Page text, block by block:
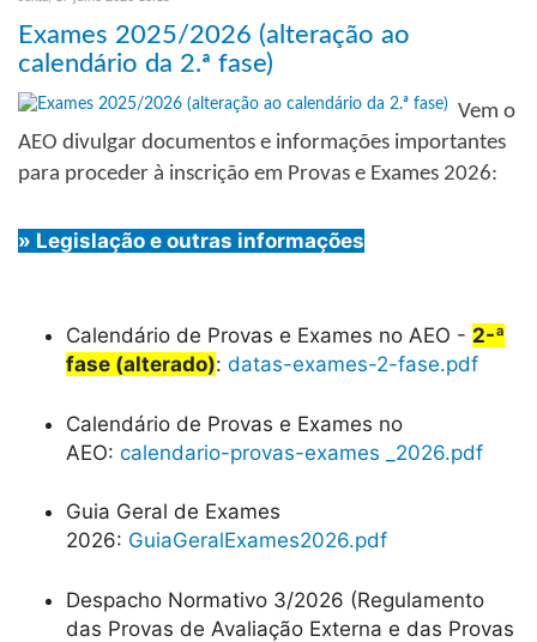
Exames 2025/2026 (alteração ao
calendário da 2.ª fase)
Vem o
AEO divulgar documentos e informações importantes
para proceder à inscrição em Provas e Exames 2026:
» Legislação e outras informações
Calendário de Provas e Exames no AEO - 2-ª
fase (alterado): datas-exames-2-fase.pdf
Calendário de Provas e Exames no
AEO: calendario-provas-exames _2026.pdf
Guia Geral de Exames
2026: GuiaGeralExames2026.pdf
Despacho Normativo 3/2026 (Regulamento
das Provas de Avaliação Externa e das Provas